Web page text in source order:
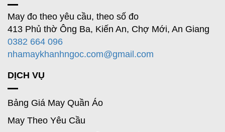
May đo theo yêu cầu, theo số đo
413 Phủ thờ Ông Ba, Kiến An, Chợ Mới, An Giang
0382 664 096
nhamaykhanhngoc.com@gmail.com
DỊCH VỤ
Bảng Giá May Quần Áo
May Theo Yêu Cầu